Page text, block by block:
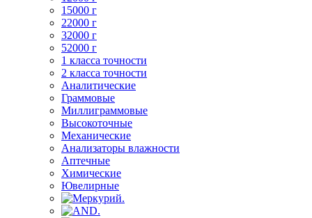
15000 г
22000 г
32000 г
52000 г
1 класса точности
2 класса точности
Аналитические
Граммовые
Миллиграммовые
Высокоточные
Механические
Анализаторы влажности
Аптечные
Химические
Ювелирные